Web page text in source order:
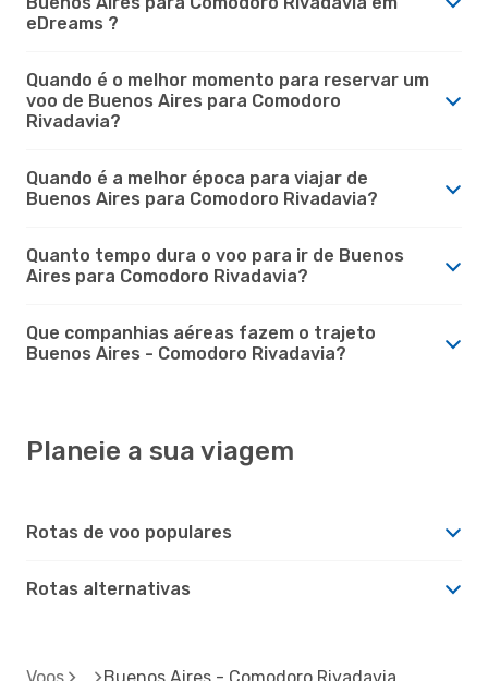
eDreams ?
Quando é o melhor momento para reservar um
voo de Buenos Aires para Comodoro
Rivadavia?
Quando é a melhor época para viajar de
Buenos Aires para Comodoro Rivadavia?
Quanto tempo dura o voo para ir de Buenos
Aires para Comodoro Rivadavia?
Que companhias aéreas fazem o trajeto
Buenos Aires - Comodoro Rivadavia?
Planeie a sua viagem
Rotas de voo populares
Rotas alternativas